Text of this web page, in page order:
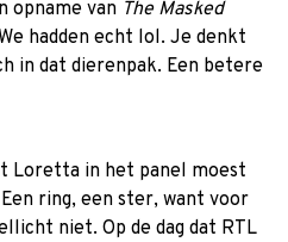
opname van The Masked
hadden echt lol. Je denkt
in dat dierenpak. Een betere
Loretta in het panel moest
ring, een ster, want voor
niet. Op de dag dat RTL